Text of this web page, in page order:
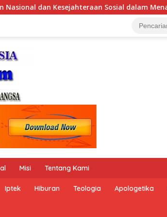
Bangsa Menuju Indonesia Emas 2045”,
Misi Tentang Kami
Iptek Hiburan Teologia Apologetika